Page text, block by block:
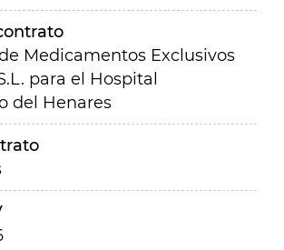
Medicamentos Exclusivos
para el Hospital
del Henares